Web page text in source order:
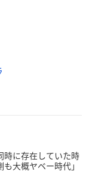
時に存在していた時
大概ヤベー時代」